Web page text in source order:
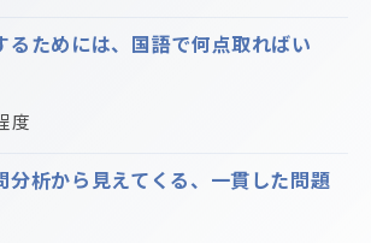
るためには、国語で何点取ればい
度
分析から見えてくる、一貫した問題